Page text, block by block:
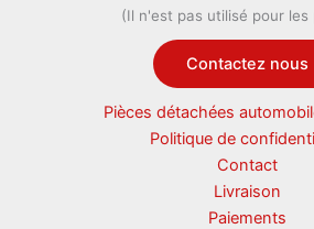
(Il n'est pas utilisé pour les
Contactez nous
Pièces détachées
Politique de
Contact
Livraison
Paiements